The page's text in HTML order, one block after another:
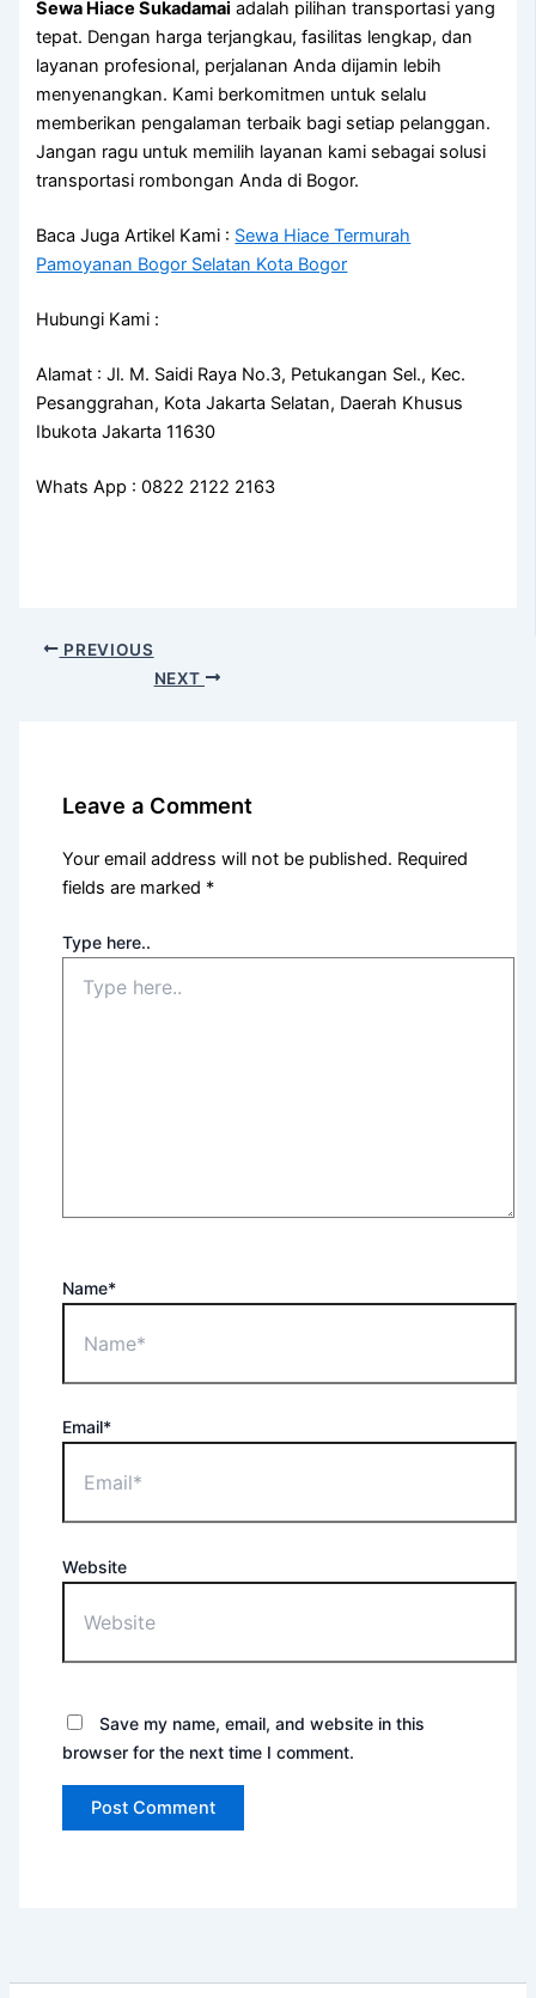
Sewa Hiace Sukadamai adalah pilihan transportasi yang
tepat. Dengan harga terjangkau, fasilitas lengkap, dan
layanan profesional, perjalanan Anda dijamin lebih
menyenangkan. Kami berkomitmen untuk selalu
memberikan pengalaman terbaik bagi setiap pelanggan.
Jangan ragu untuk memilih layanan kami sebagai solusi
transportasi rombongan Anda di Bogor.
Baca Juga Artikel Kami : Sewa Hiace Termurah
Pamoyanan Bogor Selatan Kota Bogor
Hubungi Kami :
Alamat : Jl. M. Saidi Raya No.3, Petukangan Sel., Kec.
Pesanggrahan, Kota Jakarta Selatan, Daerah Khusus
Ibukota Jakarta 11630
Whats App : 0822 2122 2163
PREVIOUS
NEXT
Leave a Comment
Your email address will not be published. Required
fields are marked *
Type here..
Name*
Email*
Website
Save my name, email, and website in this
browser for the next time I comment.